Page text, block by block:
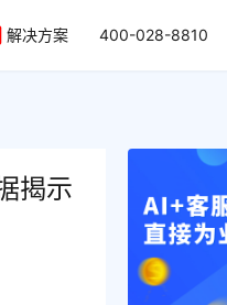
解决方案 400-028-8810
揭示